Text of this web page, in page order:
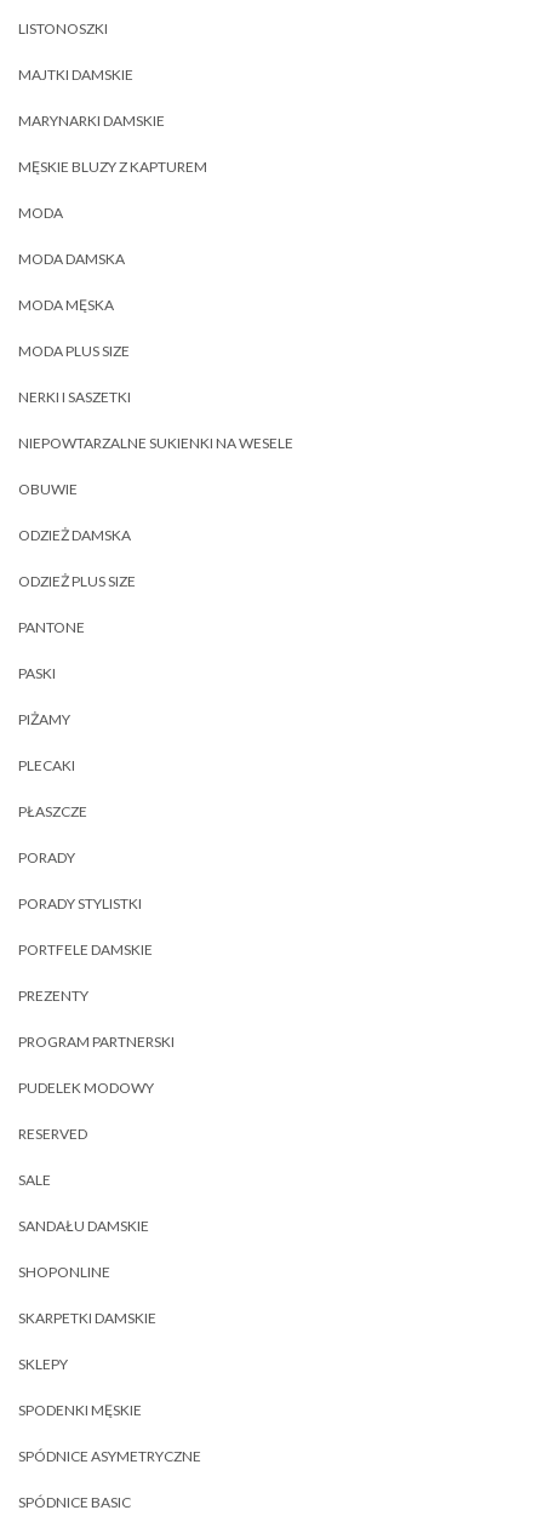
LISTONOSZKI
MAJTKI DAMSKIE
MARYNARKI DAMSKIE
MĘSKIE BLUZY Z KAPTUREM
MODA
MODA DAMSKA
MODA MĘSKA
MODA PLUS SIZE
NERKI I SASZETKI
NIEPOWTARZALNE SUKIENKI NA WESELE
OBUWIE
ODZIEŻ DAMSKA
ODZIEŻ PLUS SIZE
PANTONE
PASKI
PIŻAMY
PLECAKI
PŁASZCZE
PORADY
PORADY STYLISTKI
PORTFELE DAMSKIE
PREZENTY
PROGRAM PARTNERSKI
PUDELEK MODOWY
RESERVED
SALE
SANDAŁU DAMSKIE
SHOPONLINE
SKARPETKI DAMSKIE
SKLEPY
SPODENKI MĘSKIE
SPÓDNICE ASYMETRYCZNE
SPÓDNICE BASIC